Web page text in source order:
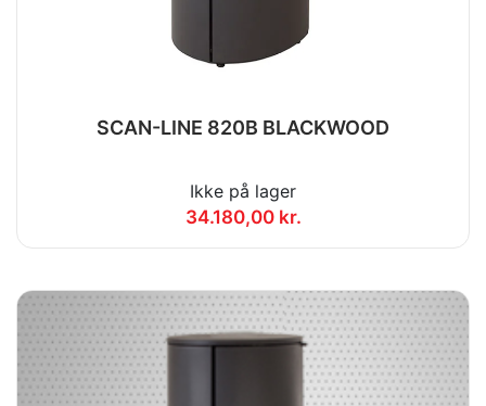
SCAN-LINE 820B BLACKWOOD
Ikke på lager
34.180,00 kr.